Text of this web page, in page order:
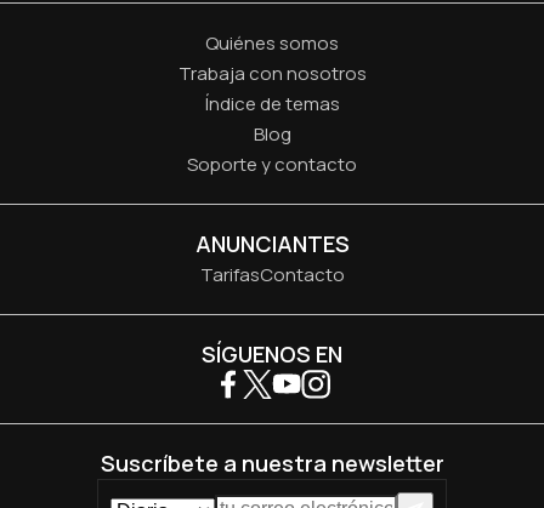
Quiénes somos
Trabaja con nosotros
Índice de temas
Blog
Soporte y contacto
ANUNCIANTES
TarifasContacto
SÍGUENOS EN
Suscríbete a nuestra newsletter